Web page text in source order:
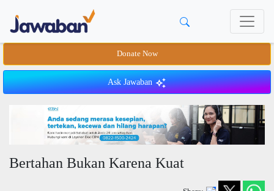
Donate Now
Ask Jawaban
Bertahan Bukan Karena Kuat